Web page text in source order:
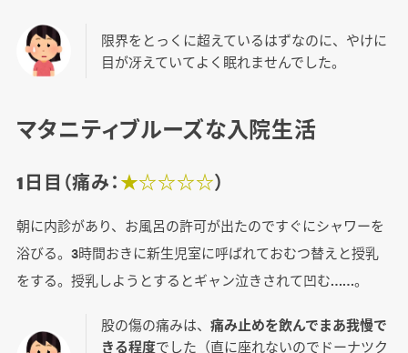
限界をとっくに超えているはずなのに、やけに
目が冴えていてよく眠れませんでした。
マタニティブルーズな入院生活
1日目（痛み：★☆☆☆☆）
朝に内診があり、お風呂の許可が出たのですぐにシャワーを
浴びる。3時間おきに新生児室に呼ばれておむつ替えと授乳
をする。授乳しようとするとギャン泣きされて凹む……。
股の傷の痛みは、 痛み止めを飲んでまあ我慢で
きる程度でした（直に座れないのでドーナツク